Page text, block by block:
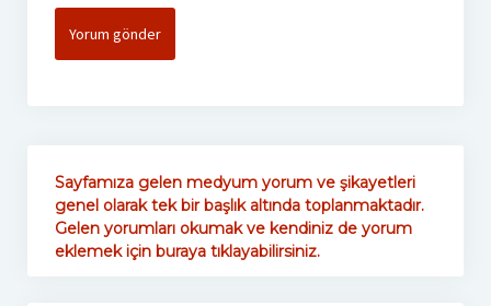
Sayfamıza gelen medyum yorum ve şikayetleri
genel olarak tek bir başlık altında toplanmaktadır.
Gelen yorumları okumak ve kendiniz de yorum
eklemek için buraya tıklayabilirsiniz.